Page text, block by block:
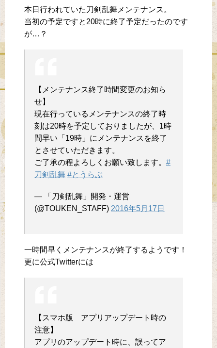
本日行われていた刀剣乱舞メンテナンス。
当初の予定ですと20時に終了予定だったのです
が…？
【メンテナンス終了時間変更のお知ら
せ】
現在行っているメンテナンスの終了時
刻は20時を予定しておりましたが、1時
間早い「19時」にメンテナンスを終了
とさせていただきます。
ご了承の程よろしくお願い致します。 #
刀剣乱舞 #とうらぶ
— 「刀剣乱舞」開発・運営
(@TOUKEN_STAFF) 2016年5月17日
一時間早くメンテナンスが終了するようです！
更に公式Twitterには
【スマホ版 アプリアップデート時の
注意】
アプリのアップデート時に、誤ってア